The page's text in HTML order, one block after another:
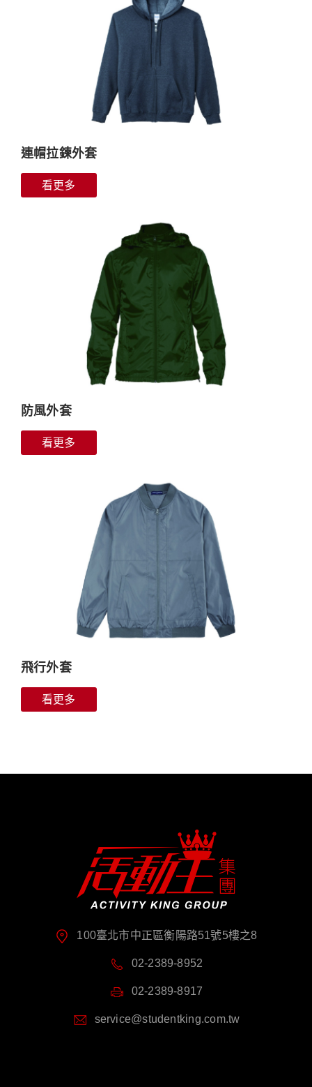
連帽拉鍊外套
看更多
防風外套
看更多
飛行外套
看更多
100臺北市中正區衡陽路51號5樓之8
02-2389-8952
02-2389-8917
service@studentking.com.tw